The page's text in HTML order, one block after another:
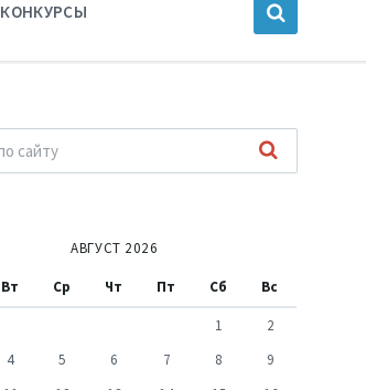
КОНКУРСЫ
АВГУСТ 2026
Вт Ср Чт Пт Сб Вс
1
2
4 5 6 7 8
9